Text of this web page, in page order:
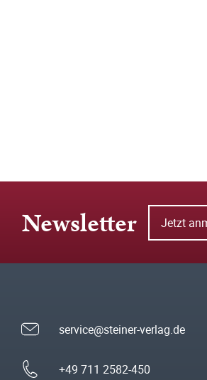
Newsletter Jetzt
service@steiner-verlag.de
+49 711 2582-450